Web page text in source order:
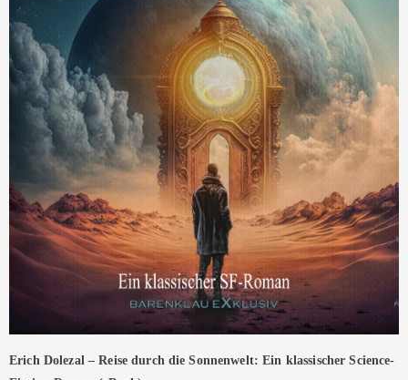
Erich Dolezal – Reise durch die Sonnenwelt: Ein klassischer Science-